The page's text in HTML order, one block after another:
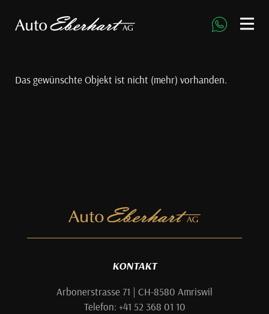
Das gewünschte Objekt ist nicht (mehr) vorhanden.
KONTAKT
Arbonerstrasse 71 | CH-8580 Amriswil
Telefon: +41 52 368 01 10